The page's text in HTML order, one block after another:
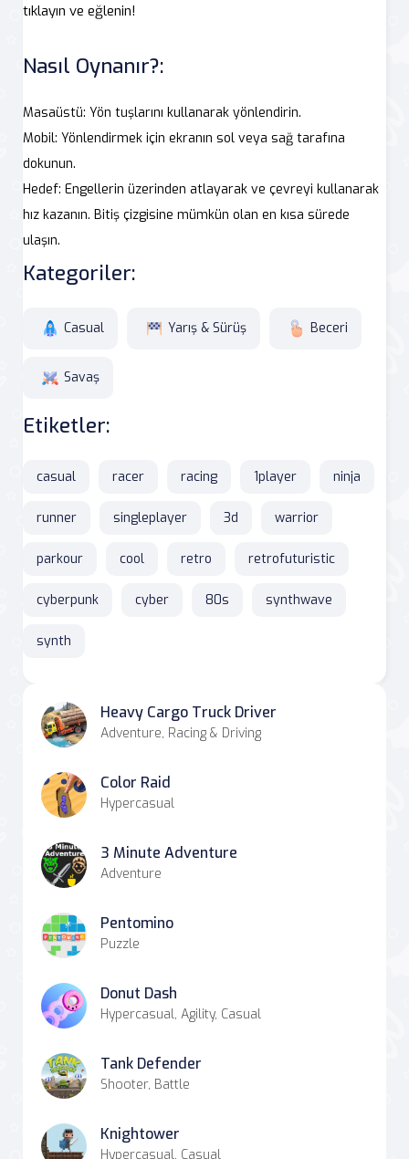
tıklayın ve eğlenin!
Nasıl Oynanır?:
Masaüstü: Yön tuşlarını kullanarak yönlendirin.
Mobil: Yönlendirmek için ekranın sol veya sağ tarafına
dokunun.
Hedef: Engellerin üzerinden atlayarak ve çevreyi kullanarak
hız kazanın. Bitiş çizgisine mümkün olan en kısa sürede
ulaşın.
Kategoriler:
Casual Yarış & Sürüş Beceri
Savaş
Etiketler:
casual racer racing 1player ninja
runner singleplayer 3d warrior
parkour cool retro retrofuturistic
cyberpunk cyber 80s synthwave
synth
Heavy Cargo Truck Driver
Adventure, Racing & Driving
Color Raid
Hypercasual
3 Minute Adventure
Adventure
Pentomino
Puzzle
Donut Dash
Hypercasual, Agility, Casual
Tank Defender
Shooter, Battle
Knightower
Hypercasual, Casual